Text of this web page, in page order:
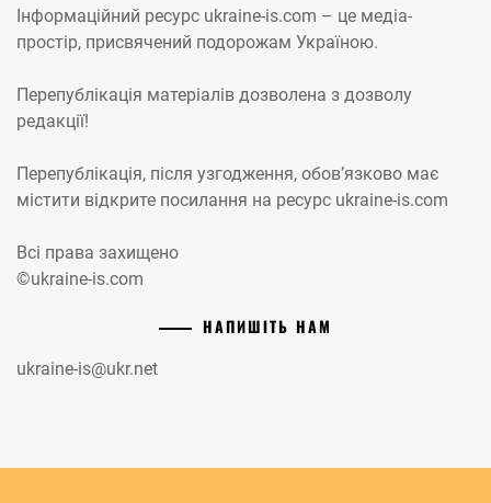
Інформаційний ресурс ukraine-is.com – це медіа-
простір, присвячений подорожам Україною.
Перепублікація матеріалів дозволена з дозволу
редакції!
Перепублікація, після узгодження, обов’язково має
містити відкрите посилання на ресурс ukraine-is.com
Всі права захищено
©ukraine-is.com
НАПИШІТЬ НАМ
ukraine-is@ukr.net